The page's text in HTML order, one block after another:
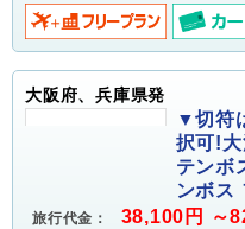
大阪府、兵庫県発
▼切符
択可!
テンボ
ンボス
旅行代金： 38,100円 ～